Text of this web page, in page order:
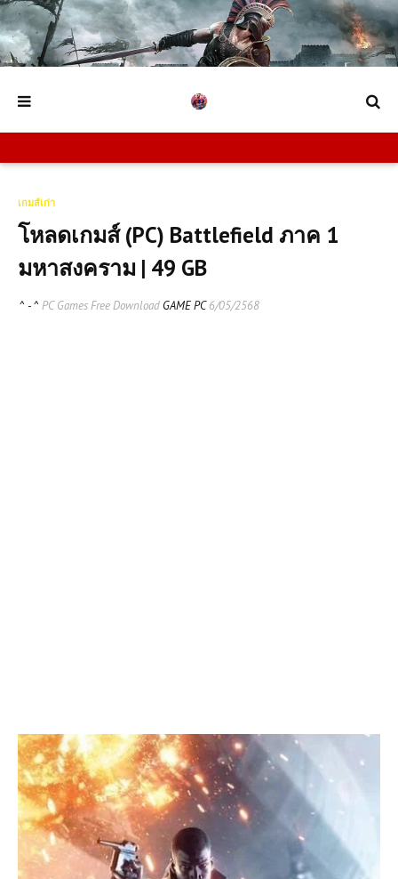
เกมส์เก่า
โหลดเกมส์ (PC) Battlefield ภาค 1
มหาสงคราม | 49 GB
^ - ^ PC Games Free Download GAME PC6/05/2568